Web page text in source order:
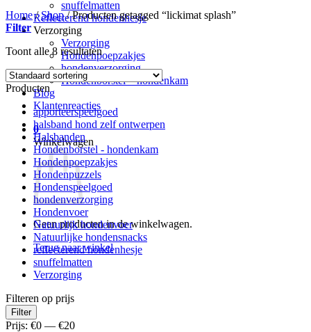
snuffelmatten
Reflecterend hondenhesje
Verzorging
Verzorging
Hondenpoepzakjes
hondenverzorging
Hondenborstel – hondenkam
Blog
Klantenreacties
0
Winkelwagen
Geen producten in de winkelwagen.
Terug naar winkel
Home / Shop /Producten getagged “lickimat splash”
Filter
Toont alle 8 resultaten
Producten
apporteerspeelgoed
halsband hond zelf ontwerpen
Halsbanden
Hondenborstel - hondenkam
Hondenpoepzakjes
Hondenpuzzels
Hondenspeelgoed
hondenverzorging
Hondenvoer
Natuurlijk hondenvoer
Natuurlijke hondensnacks
reflecterend hondenhesje
snuffelmatten
Verzorging
Filteren op prijs
Min.
prijs
Max.
prijs
Filter
Prijs: €0 — €20